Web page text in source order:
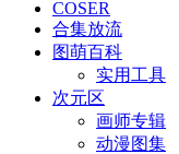
COSER
合集放流
图萌百科
实用工具
次元区
画师专辑
动漫图集